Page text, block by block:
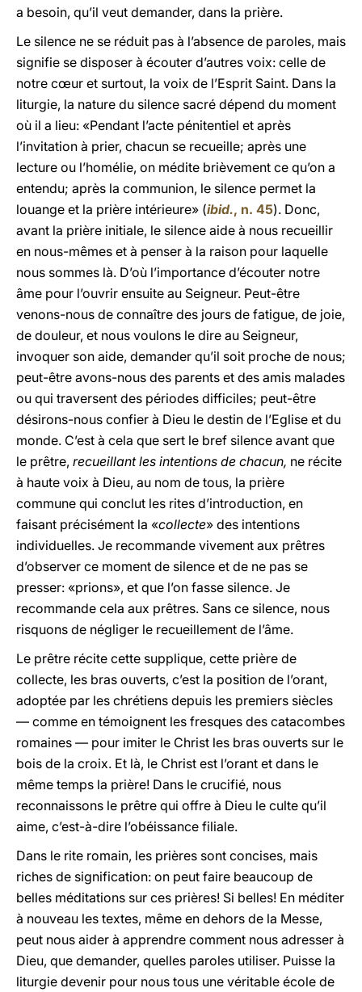
a besoin, qu’il veut demander, dans la prière.
Le silence ne se réduit pas à l’absence de paroles, mais
signifie se disposer à écouter d’autres voix: celle de
notre cœur et surtout, la voix de l’Esprit Saint. Dans la
liturgie, la nature du silence sacré dépend du moment
où il a lieu: «Pendant l’acte pénitentiel et après
l’invitation à prier, chacun se recueille; après une
lecture ou l’homélie, on médite brièvement ce qu’on a
entendu; après la communion, le silence permet la
louange et la prière intérieure» (ibid., n. 45). Donc,
avant la prière initiale, le silence aide à nous recueillir
en nous-mêmes et à penser à la raison pour laquelle
nous sommes là. D’où l’importance d’écouter notre
âme pour l’ouvrir ensuite au Seigneur. Peut-être
venons-nous de connaître des jours de fatigue, de joie,
de douleur, et nous voulons le dire au Seigneur,
invoquer son aide, demander qu’il soit proche de nous;
peut-être avons-nous des parents et des amis malades
ou qui traversent des périodes difficiles; peut-être
désirons-nous confier à Dieu le destin de l’Eglise et du
monde. C’est à cela que sert le bref silence avant que
le prêtre, recueillant les intentions de chacun, ne récite
à haute voix à Dieu, au nom de tous, la prière
commune qui conclut les rites d’introduction, en
faisant précisément la «collecte» des intentions
individuelles. Je recommande vivement aux prêtres
d’observer ce moment de silence et de ne pas se
presser: «prions», et que l’on fasse silence. Je
recommande cela aux prêtres. Sans ce silence, nous
risquons de négliger le recueillement de l’âme.
Le prêtre récite cette supplique, cette prière de
collecte, les bras ouverts, c’est la position de l’orant,
adoptée par les chrétiens depuis les premiers siècles
— comme en témoignent les fresques des catacombes
romaines — pour imiter le Christ les bras ouverts sur le
bois de la croix. Et là, le Christ est l’orant et dans le
même temps la prière! Dans le crucifié, nous
reconnaissons le prêtre qui offre à Dieu le culte qu’il
aime, c’est-à-dire l’obéissance filiale.
Dans le rite romain, les prières sont concises, mais
riches de signification: on peut faire beaucoup de
belles méditations sur ces prières! Si belles! En méditer
à nouveau les textes, même en dehors de la Messe,
peut nous aider à apprendre comment nous adresser à
Dieu, que demander, quelles paroles utiliser. Puisse la
liturgie devenir pour nous tous une véritable école de